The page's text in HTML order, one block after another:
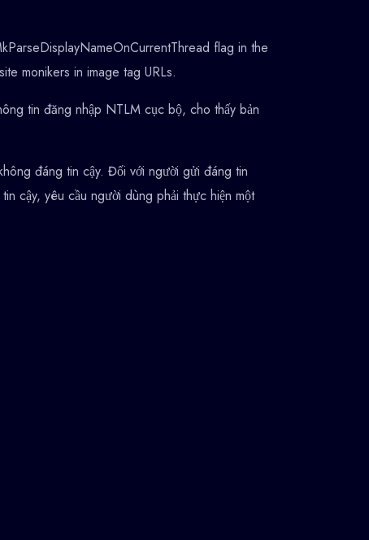
flag in the
monikers in image tag URLs.
tin đăng nhập NTLM cục bộ, cho thấy bản
đáng tin cậy. Đối với người gửi đáng tin
cậy, yêu cầu người dùng phải thực hiện một